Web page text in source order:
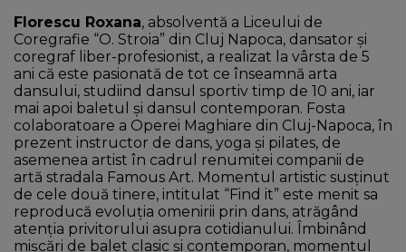
Florescu Roxana, absolventă a Liceului de
Coregrafie “O. Stroia” din Cluj Napoca, dansator și
coregraf liber-profesionist, a realizat la vârsta de 5
ani că este pasionată de tot ce înseamnă arta
dansului, studiind dansul sportiv timp de 10 ani, iar
mai apoi baletul și dansul contemporan. Fosta
colaboratoare a Operei Maghiare din Cluj-Napoca, în
prezent instructor de dans, yoga și pilates, de
asemenea artist în cadrul renumitei companii de
artă stradala Famous Art. Momentul artistic susținut
de cele două tinere, intitulat “Find it” este menit sa
reproducă evoluția omenirii prin dans, atrăgând
atenția privitorului asupra cotidianului. Îmbinând
mișcări de balet clasic și contemporan, momentul